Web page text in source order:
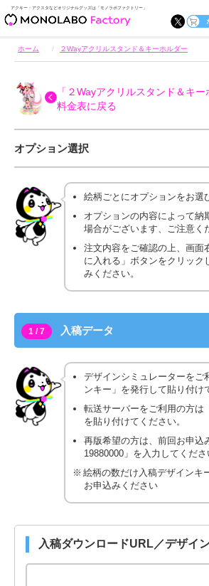
アクキー・アクスタなどオリジナルグッズは「モノラボファクトリー」
ホーム ２Wayアクリルスタンド＆キーホルダー
「２Wayアクリルスタンド＆キー
料金表に戻る
オプション選択
絵柄ごとにオプションをお選
オプションの内容によって納
場合がございます、ご注意く
注文内容をご確認の上、画面
に入れる」ボタンをクリック
みください。
1 / 7 入稿データ
デザインシミュレーターをご
ンキー」を発行して貼り付け
転送サーバーをご利用の方は
を貼り付けてください。
再版希望の方は、前回お申込
19880000」を入力してくださ
絵柄の数だけ入稿デザインキ
お申込みください
入稿ダウンロードURL／デザイ